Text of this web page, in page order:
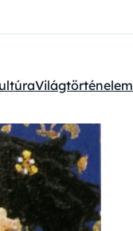
Világtörténelem